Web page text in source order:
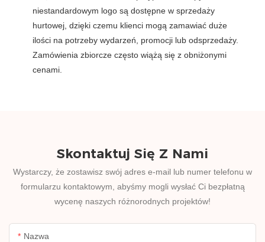
niestandardowym logo są dostępne w sprzedaży
hurtowej, dzięki czemu klienci mogą zamawiać duże
ilości na potrzeby wydarzeń, promocji lub odsprzedaży.
Zamówienia zbiorcze często wiążą się z obniżonymi
cenami.
Skontaktuj Się Z Nami
Wystarczy, że zostawisz swój adres e-mail lub numer telefonu w
formularzu kontaktowym, abyśmy mogli wysłać Ci bezpłatną
wycenę naszych różnorodnych projektów!
Nazwa